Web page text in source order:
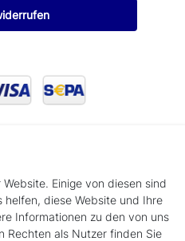
Einige von diesen sind
helfen, diese Website und Ihre
Informationen zu den von uns
Rechten als Nutzer finden Sie